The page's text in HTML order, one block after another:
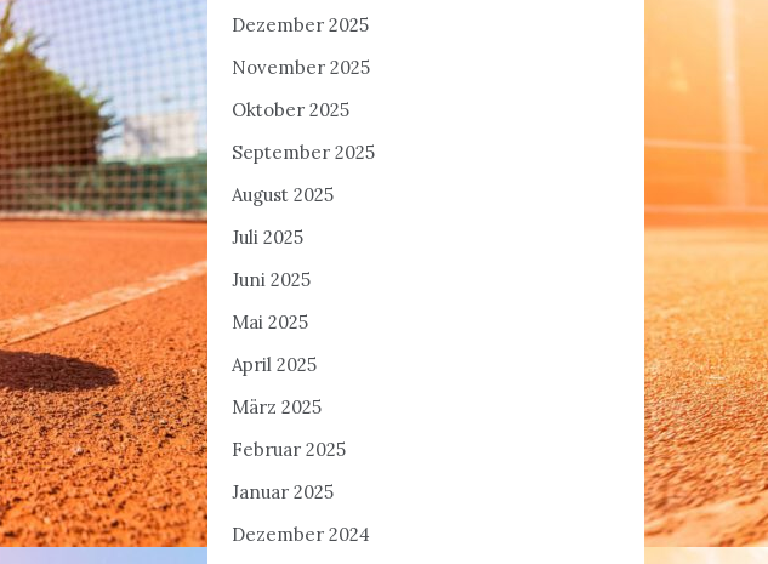
Dezember 2025
November 2025
Oktober 2025
September 2025
August 2025
Juli 2025
Juni 2025
Mai 2025
April 2025
März 2025
Februar 2025
Januar 2025
Dezember 2024